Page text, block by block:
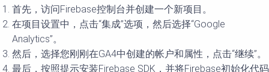
首先，访问Firebase控制台并创建一个新项目。
在项目设置中，点击“集成”选项，然后选择“Google
Analytics”。
然后，选择您刚刚在GA4中创建的帐户和属性，点击“继续”。
最后，按照提示安装Firebase SDK，并将Firebase初始化代码